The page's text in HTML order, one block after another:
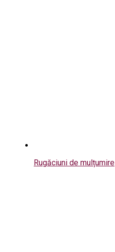
Rugăciuni de mulțumire